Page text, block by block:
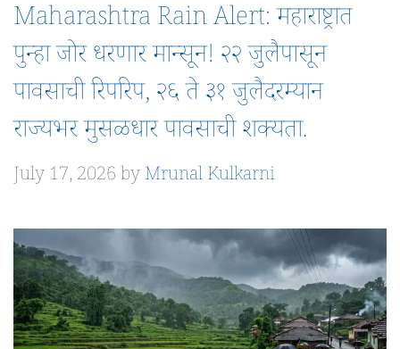
Maharashtra Rain Alert: महाराष्ट्रात
पुन्हा जोर धरणार मान्सून! २२ जुलैपासून
पावसाची रिपरिप, २६ ते ३१ जुलैदरम्यान
राज्यभर मुसळधार पावसाची शक्यता.
July 17, 2026byMrunal Kulkarni